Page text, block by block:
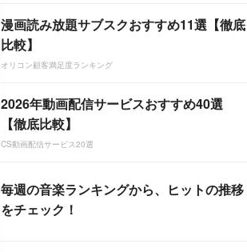
漫画読み放題サブスクおすすめ11選【徹底
比較】
オリコン顧客満足度ランキング
2026年動画配信サービスおすすめ40選
【徹底比較】
CS動画配信サービス20選
毎週の音楽ランキングから、ヒットの推移
をチェック！